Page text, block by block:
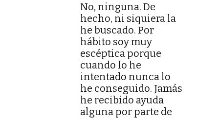
No, ninguna. De
hecho, ni siquiera la
he buscado. Por
hábito soy muy
escéptica porque
cuando lo he
intentado nunca lo
he conseguido. Jamás
he recibido ayuda
alguna por parte de